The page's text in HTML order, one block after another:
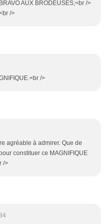
AUX BRODEUSES;<br />
/>
/>
agréable à admirer. Que de
constituer ce MAGNIFIQUE
/>